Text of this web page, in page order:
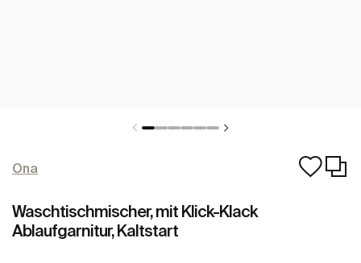
Ona
Waschtischmischer, mit Klick-Klack
Ablaufgarnitur, Kaltstart